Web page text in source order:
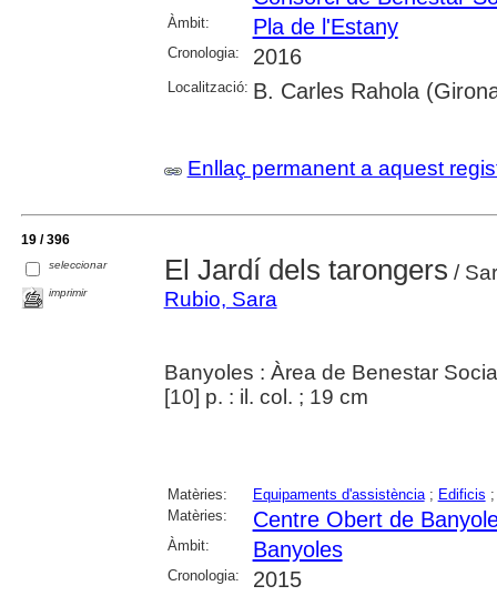
Àmbit: Pla de l'Estany
Cronologia: 2016
Localització: B. Carles Rahola
Enllaç permanent a aquest
19 / 396
seleccionar
imprimir
El Jardí dels tarongers /
Rubio, Sara
Banyoles : Àrea de Benestar
[10] p. : il. col. ; 19 cm
Matèries: Equipaments d'assistència; Edificis
Matèries:
Centre Obert de
Àmbit: Banyoles
Cronologia: 2015